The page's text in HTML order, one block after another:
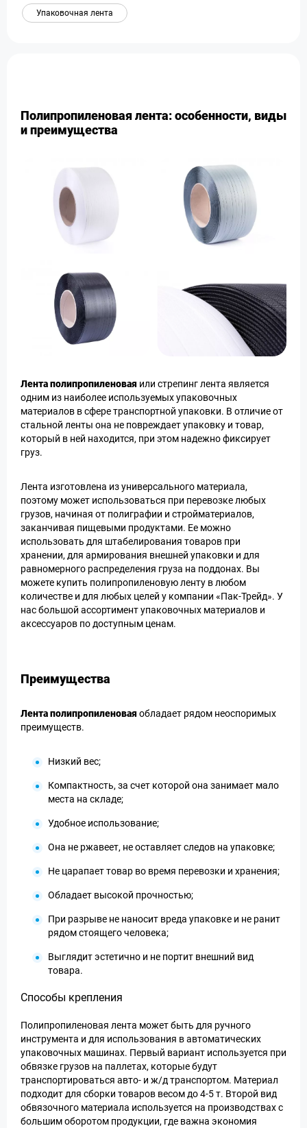
Упаковочная лента
Полипропиленовая лента: особенности, виды
и преимущества
Лента полипропиленовая или стрепинг лента является
одним из наиболее используемых упаковочных
материалов в сфере транспортной упаковки. В отличие от
стальной ленты она не повреждает упаковку и товар,
который в ней находится, при этом надежно фиксирует
груз.
Лента изготовлена из универсального материала,
поэтому может использоваться при перевозке любых
грузов, начиная от полиграфии и стройматериалов,
заканчивая пищевыми продуктами. Ее можно
использовать для штабелирования товаров при
хранении, для армирования внешней упаковки и для
равномерного распределения груза на поддонах. Вы
можете купить полипропиленовую ленту в любом
количестве и для любых целей у компании «Пак-Трейд». У
нас большой ассортимент упаковочных материалов и
аксессуаров по доступным ценам.
Преимущества
Лента полипропиленовая обладает рядом неоспоримых
преимуществ.
Низкий вес;
Компактность, за счет которой она занимает мало
места на складе;
Удобное использование;
Она не ржавеет, не оставляет следов на упаковке;
Не царапает товар во время перевозки и хранения;
Обладает высокой прочностью;
При разрыве не наносит вреда упаковке и не ранит
рядом стоящего человека;
Выглядит эстетично и не портит внешний вид
товара.
Способы крепления
Полипропиленовая лента может быть для ручного
инструмента и для использования в автоматических
упаковочных машинах. Первый вариант используется при
обвязке грузов на паллетах, которые будут
транспортироваться авто- и ж/д транспортом. Материал
подходит для сборки товаров весом до 4-5 т. Второй вид
обвязочного материала используется на производствах с
большим оборотом продукции, где важна экономия